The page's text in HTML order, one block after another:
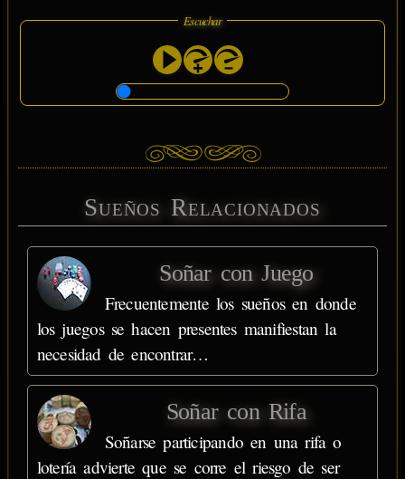
Escuchar
Sueños Relacionados
Soñar con Juego
Frecuentemente los sueños en donde
los juegos se hacen presentes manifiestan la
necesidad de encontrar…
Soñar con Rifa
Soñarse participando en una rifa o
lotería advierte que se corre el riesgo de ser